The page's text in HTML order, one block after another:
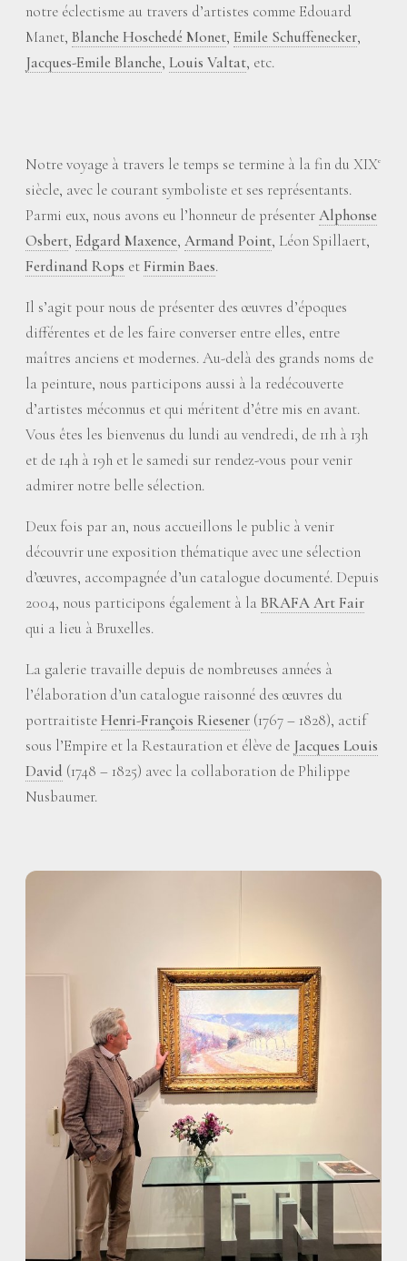
notre éclectisme au travers d’artistes comme Edouard
Manet, Blanche Hoschedé Monet, Emile Schuffenecker,
Jacques-Emile Blanche, Louis Valtat, etc.
Notre voyage à travers le temps se termine à la fin du XIXe
siècle, avec le courant symboliste et ses représentants.
Parmi eux, nous avons eu l’honneur de présenterAlphonse
Osbert, Edgard Maxence, Armand Point, Léon Spillaert,
Ferdinand Rops etFirmin Baes.
Il s’agit pour nous de présenter des œuvres d’époques
différentes et de les faire converser entre elles, entre
maîtres anciens et modernes. Au-delà des grands noms de
la peinture, nous participons aussi à la redécouverte
d’artistes méconnus et qui méritent d’être mis en avant.
Vous êtes les bienvenus du lundi au vendredi, de 11h à 13h
et de 14h à 19h et le samedi sur rendez-vous pour venir
admirer notre belle sélection.
Deux fois par an, nous accueillons le public à venir
découvrir une exposition thématique avec une sélection
d’œuvres, accompagnée d’un catalogue documenté. Depuis
2004, nous participons également à la BRAFA Art Fair
qui a lieu à Bruxelles.
La galerie travaille depuis de nombreuses années à
l’élaboration d’un catalogue raisonné des œuvres du
portraitisteHenri-François Riesener (1767 – 1828), actif
sous l’Empire et la Restauration et élève de Jacques Louis
David (1748 – 1825) avec la collaboration de Philippe
Nusbaumer.